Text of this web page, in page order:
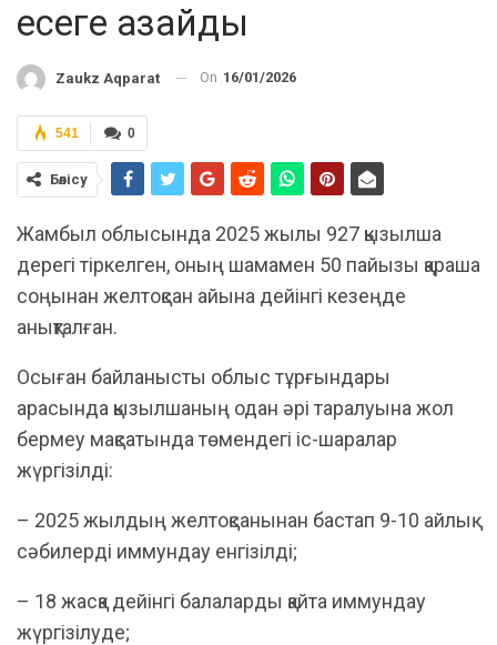
есеге азайды
Zaukz Aqparat On 16/01/2026
0
541
Бөлісу
Жамбыл облысында 2025 жылы 927 қызылша
дерегі тіркелген, оның шамамен 50 пайызы қараша
соңынан желтоқсан айына дейінгі кезеңде
анықталған.
Осыған байланысты облыс тұрғындары
арасында қызылшаның одан әрі таралуына жол
бермеу мақсатында төмендегі іс-шаралар
жүргізілді:
– 2025 жылдың желтоқсанынан бастап 9-10 айлық
сәбилерді иммундау енгізілді;
– 18 жасқа дейінгі балаларды қайта иммундау
жүргізілуде;